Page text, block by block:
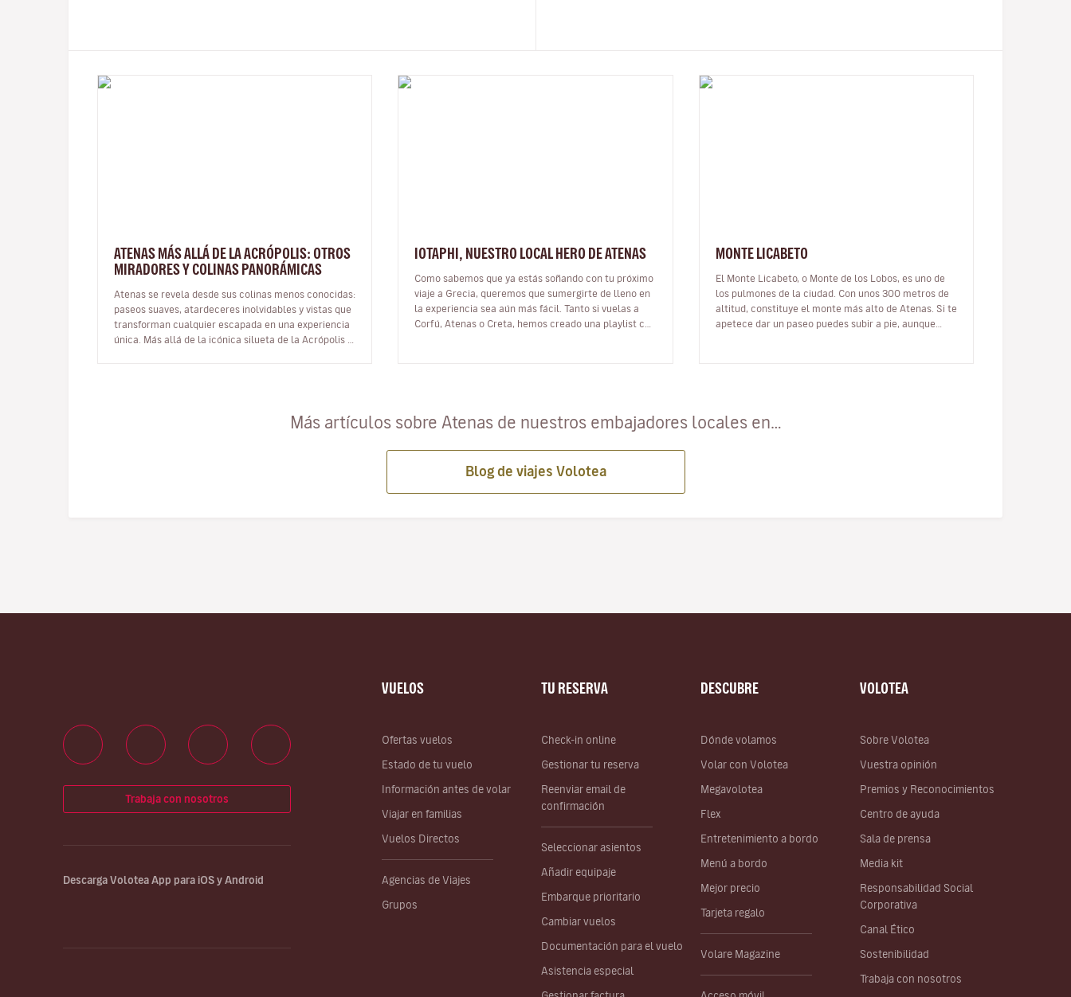
ATENAS MÁS ALLÁ DE LA ACRÓPOLIS: OTROS
MIRADORES Y COLINAS PANORÁMICAS
Atenas se revela desde sus colinas menos conocidas:
paseos suaves, atardeceres inolvidables y vistas que
transforman cualquier escapada en una experiencia
única. Más allá de la icónica silueta de la Acrópolis —
IOTAPHI, NUESTRO LOCAL HERO DE ATENAS
Como sabemos que ya estás soñando con tu próximo
viaje a Grecia, queremos que sumergirte de lleno en
la experiencia sea aún más fácil. Tanto si vuelas a
Corfú, Atenas o Creta, hemos creado una playlist con
MONTE LICABETO
El Monte Licabeto, o Monte de los Lobos, es uno de
los pulmones de la ciudad. Con unos 300 metros de
altitud, constituye el monte más alto de Atenas. Si te
apetece dar un paseo puedes subir a pie, aunque
Más artículos sobre Atenas de nuestros embajadores locales en…
Blog de viajes Volotea
VUELOS
Ofertas vuelos
Estado de tu vuelo
Información antes de volar
Viajar en familias
Vuelos Directos
Agencias de Viajes
Grupos
TU RESERVA
Check-in online
Gestionar tu reserva
Reenviar email de
confirmación
Seleccionar asientos
Añadir equipaje
Embarque prioritario
Cambiar vuelos
Documentación para el vuelo
Asistencia especial
DESCUBRE
Dónde volamos
Volar con Volotea
Megavolotea
Flex
Entretenimiento a bordo
Menú a bordo
Mejor precio
Tarjeta regalo
Volare Magazine
VOLOTEA
Sobre Volotea
Vuestra opinión
Premios y Reconocimientos
Centro de ayuda
Sala de prensa
Media kit
Responsabilidad Social
Corporativa
Canal Ético
Sostenibilidad
Trabaja con nosotros
Trabaja con nosotros
Descarga Volotea App para iOS y Android